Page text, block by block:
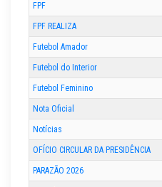
FPF
FPF REALIZA
Futebol Amador
Futebol do Interior
Futebol Feminino
Nota Oficial
Notícias
OFÍCIO CIRCULAR DA PRESIDÊNCIA
PARAZÃO 2026